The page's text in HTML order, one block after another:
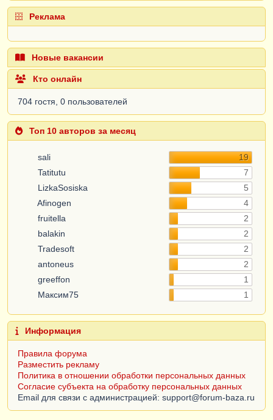
Реклама
Новые вакансии
Кто онлайн
704 гостя, 0 пользователей
Топ 10 авторов за месяц
sali
19
Tatitutu
7
LizkaSosiska
5
Afinogen
4
fruitella
2
balakin
2
Tradesoft
2
antoneus
2
greeffon
1
Максим75
1
Информация
Правила форума
Разместить рекламу
Политика в отношении обработки персональных данных
Согласие субъекта на обработку персональных данных
Email для связи с администрацией: